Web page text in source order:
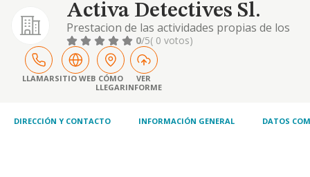
Activa Detectives Sl.
Prestacion de las actividades propias de los
detectives, no pudiendo desarrollar ninguna
de las atribuidas con caracter exclusivo a las
empresas de seguridad
0/5( 0 votos)
LLAMARSITIO WEB CÓMO
LLEGAR
VER
INFORME
DIRECCIÓN Y CONTACTO INFORMACIÓN GENERAL DATOS